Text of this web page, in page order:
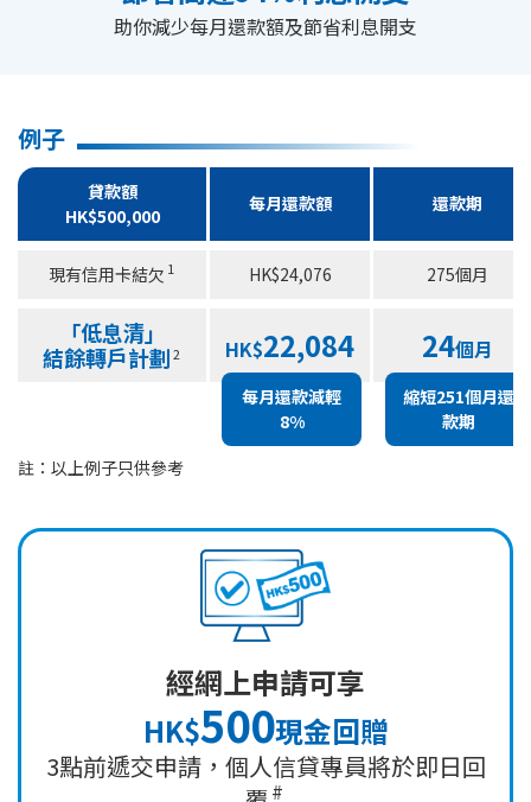
助你減少每月還款額及節省利息開支
例子
貸款額
HK$500,000
每月還款額 還款期
現有信用卡結欠 1 HK$24,076 275個月
「低息清」
結餘轉戶計劃2 HK$22,084 24個月
每月還款減輕
8%
縮短251個月還
款期
註：以上例子只供參考
經網上申請可享
HK$500現金回贈
3點前遞交申請，個人信貸專員將於即日回
#